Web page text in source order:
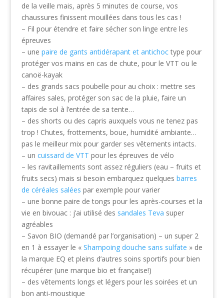
de la veille mais, après 5 minutes de course, vos
chaussures finissent mouillées dans tous les cas !
– Fil pour étendre et faire sécher son linge entre les
épreuves
– une paire de gants antidérapant et antichoctype pour
protéger vos mains en cas de chute, pour le VTT ou le
canoë-kayak
– des grands sacs poubelle pour au choix : mettre ses
affaires sales, protéger son sac de la pluie, faire un
tapis de sol à l’entrée de sa tente…
– des shorts ou des capris auxquels vous ne tenez pas
trop ! Chutes, frottements, boue, humidité ambiante…
pas le meilleur mix pour garder ses vêtements intacts.
– un cuissard de VTT pour les épreuves de vélo
– les ravitaillements sont assez réguliers (eau – fruits et
fruits secs) mais si besoin embarquez quelques barres
de céréales salées par exemple pour varier
– une bonne paire de tongs pour les après-courses et la
vie en bivouac : j’ai utilisé des sandales Teva super
agréables
– Savon BIO (demandé par l’organisation) – un super 2
en 1 à essayer le « Shampoing douche sans sulfate » de
la marque EQ et pleins d’autres soins sportifs pour bien
récupérer (une marque bio et française!)
– des vêtements longs et légers pour les soirées et un
bon anti-moustique